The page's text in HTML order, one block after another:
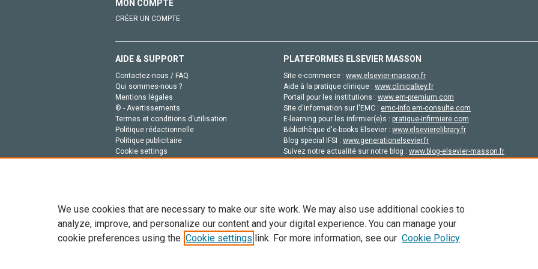
MON COMPTE
CRÉER UN COMPTE
AIDE & SUPPORT
Contactez-nous / FAQ
Qui sommes-nous ?
Mentions légales
© - Avertissements
Termes et conditions d'utilisation
Politique rédactionnelle
Politique publicitaire
Cookie settings
PLATEFORMES ELSEVIER MASSON
Site e-commerce : www.elsevier-masson.fr
Aide à la pratique clinique : www.clinicalkey.fr
Portail pour les institutions : www.em-premium.com
Site d'information sur l'EMC : emc-info.em-consulte.com
E-learning pour les infirmier(e)s : pratique-infirmiere.com
Bibliothèque d'e-books Elsevier : www.elsevierelibrary.fr
Blog special IFSI : www.generationelsevier.fr
Suivez notre actualité sur notre blog : www.blog-elsevier-masson.fr
Tout le contenu de ce site: Copyright © 2026 Elsevier, ses concédants de licence et ses contributeurs. Tout les droits sont réservés,
de données, a la formation en IA et aux technologies similaires. Pour tout contenu en libre accès, les conditions de licence
We use cookies that are necessary to make our site work. We may also use additional cookies to
analyze, improve, and personalize our content and your digital experience. You can manage your
cookie preferences using the Cookie settings link. For more information, see our Cookie Policy